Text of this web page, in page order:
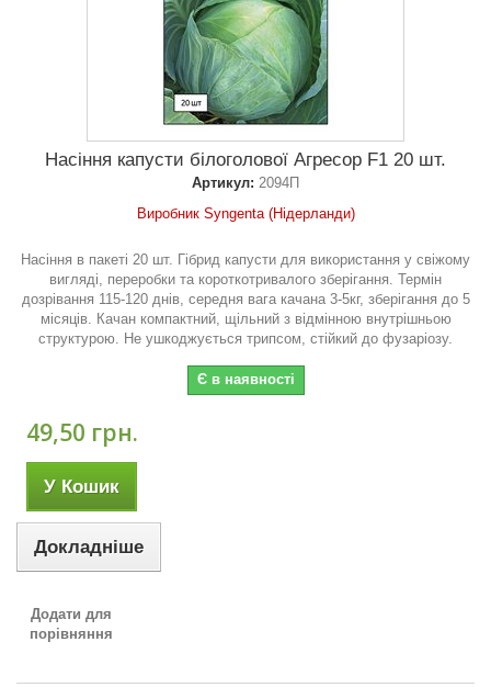
Насіння капусти білоголової Агресор F1 20 шт.
Артикул: 2094П
Виробник Syngenta (Нідерланди)
Насіння в пакеті 20 шт. Гібрид капусти для використання у свіжому
вигляді, переробки та короткотривалого зберігання. Термін
дозрівання 115-120 днів, середня вага качана 3-5кг, зберігання до 5
місяців. Качан компактний, щільний з відмінною внутрішньою
структурою. Не ушкоджується трипсом, стійкий до фузаріозу.
Є в наявності
49,50 грн.
У Кошик
Докладніше
Додати для
порівняння